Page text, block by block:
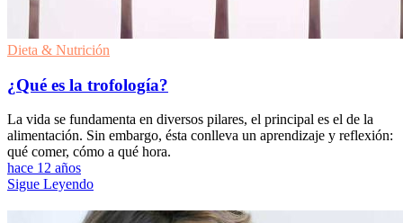
Dieta & Nutrición
¿Qué es la trofología?
La vida se fundamenta en diversos pilares, el principal es el de la
alimentación. Sin embargo, ésta conlleva un aprendizaje y reflexión:
qué comer, cómo a qué hora.
hace 12 años
Sigue Leyendo